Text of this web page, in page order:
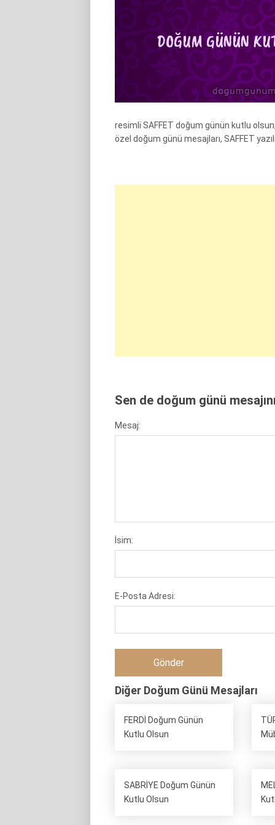
resimli SAFFET doğum günün kutlu
özel doğum günü mesajları, SAFFET
Sen de doğum günü
Mesaj:
İsim:
E-Posta Adresi:
Diğer Doğum Günü Mesajları
FERDİ Doğum Günün
Kutlu Olsun
SABRİYE Doğum Günün
Kutlu Olsun